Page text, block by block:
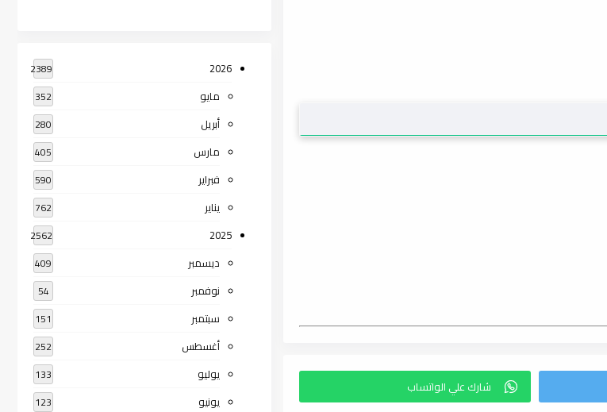
2026
2389
مايو 352
أبريل 280
مارس 405
فبراير 590
يناير 762
2025
2562
ديسمبر 409
نوفمبر 54
سبتمبر 151
أغسطس 252
يوليو 133
يونيو 123